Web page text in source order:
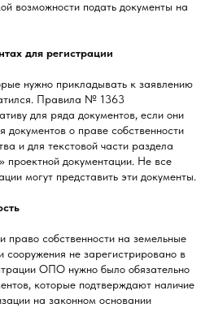
возможности подать документы на
для регистрации
нужно прикладывать к заявлению
Правила № 1363
для ряда документов, если они
документов о праве собственности
и для текстовой части раздела
проектной документации. Не все
могут представить эти документы.
собственности на земельные
сооружения не зарегистрировано в
ОПО нужно было обязательно
которые подтверждают наличие
на законном основании